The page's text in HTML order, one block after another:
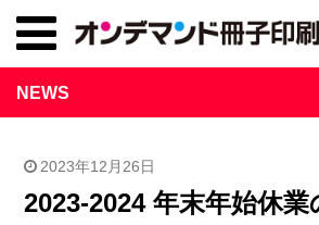
NEWS
2023年12月26日
2023-2024 年末年始休業